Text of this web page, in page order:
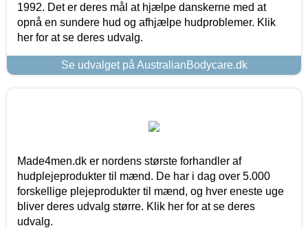
1992. Det er deres mål at hjælpe danskerne med at
opnå en sundere hud og afhjælpe hudproblemer. Klik
her for at se deres udvalg.
Se udvalget på AustralianBodycare.dk
Made4men.dk er nordens største forhandler af
hudplejeprodukter til mænd. De har i dag over 5.000
forskellige plejeprodukter til mænd, og hver eneste uge
bliver deres udvalg større. Klik her for at se deres
udvalg.